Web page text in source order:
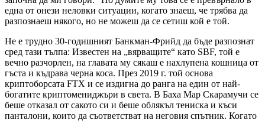
една от онези неловки ситуации, когато знаеш, че трябва да
разпознаеш някого, но не можеш да се сетиш кой е той.
Не е трудно 30-годишният Банкман-Фрийд да бъде разпознат
сред тази тълпа: Известен на „вярващите“ като SBF, той е
вечно разчорлен, на главата му сякаш е нахлупена кошница от
гъста и къдрава черна коса. През 2019 г. той основа
криптоборсата FTX и се издигна до ранга на един от най-
богатите криптомениджъри в света. В Баха Мар Скарамучи се
беше отказал от сакото си и беше облякъл тениска и къси
панталони, които да съответстват на неговия спътник. Когато